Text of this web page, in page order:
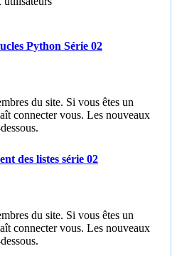
Python Série 02
du site. Si vous êtes un
connecter vous. Les nouveaux
des listes série 02
du site. Si vous êtes un
connecter vous. Les nouveaux